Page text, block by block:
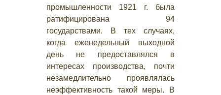
промышленности 1921 г. была
ратифицирована 94
государствами. В тех случаях,
когда еженедельный выходной
день не предоставлялся в
интересах производства, почти
незамедлительно проявлялась
неэффективность такой меры. В